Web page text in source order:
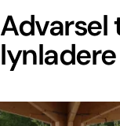
Advarsel